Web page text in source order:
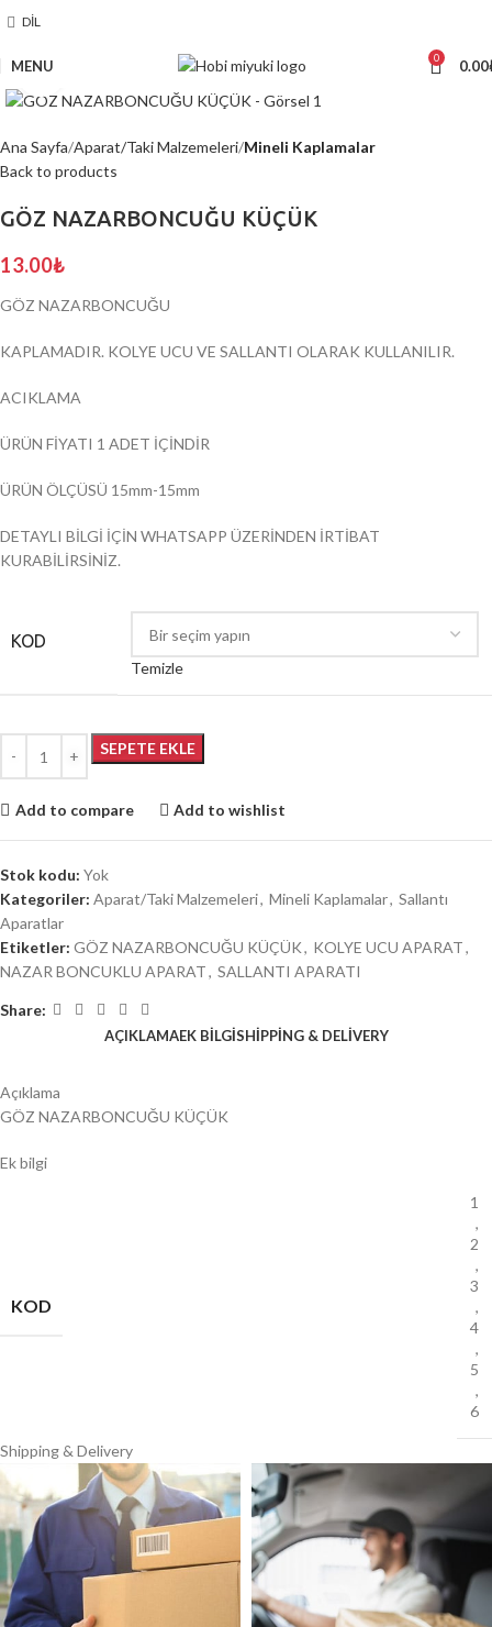
DIL
MENU 0 0.00
Ana Sayfa Aparat/Taki Malzemeleri Mineli Kaplamalar
Back to products
GÖZ NAZARBONCUĞU KÜÇÜK
13.00₺
GÖZ NAZARBONCUĞU
KAPLAMADIR. KOLYE UCU VE SALLANTI OLARAK KULLANILIR.
ACIKLAMA
ÜRÜN FİYATI 1 ADET İÇİNDİR
ÜRÜN ÖLÇÜSÜ 15mm-15mm
DETAYLI BİLGİ İÇİN WHATSAPP ÜZERİNDEN İRTİBAT
KURABİLİRSİNİZ.
KOD
Temizle
SEPETE EKLE
Add to compare Add to wishlist
Stok kodu: Yok
Kategoriler: Aparat/Taki Malzemeleri, Mineli Kaplamalar, Sallantı
Aparatlar
Etiketler: GÖZ NAZARBONCUĞU KÜÇÜK, KOLYE UCU APARAT,
NAZAR BONCUKLU APARAT, SALLANTI APARATI
Share:
AÇIKLAMAEK BILGISHIPPING & DELIVERY
Açıklama
GÖZ NAZARBONCUĞU KÜÇÜK
Ek bilgi
KOD
1
,
2
,
3
,
4
,
5
,
6
Shipping & Delivery